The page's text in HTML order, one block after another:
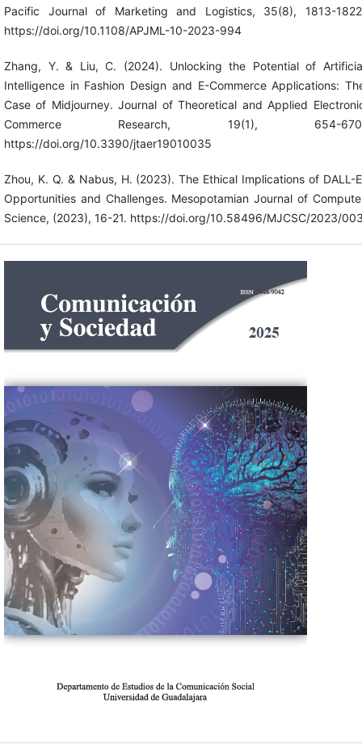
Pacific Journal of Marketing and Logistics, 35(8), 1813-
https://doi.org/10.1108/APJML-10-2023-994
Zhang, Y. & Liu, C. (2024). Unlocking the Potential of
Intelligence in Fashion Design and E-Commerce Applications:
Case of Midjourney. Journal of Theoretical and Applied
Commerce Research, 19(1), 654-
https://doi.org/10.3390/jtaer19010035
Zhou, K. Q. & Nabus, H. (2023). The Ethical Implications of DALL-
Opportunities and Challenges. Mesopotamian Journal of
Science, (2023), 16-21. https://doi.org/10.58496/MJCSC/2023/